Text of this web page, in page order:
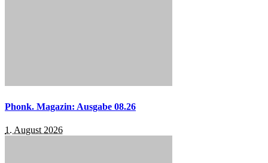
Phonk. Magazin: Ausgabe 08.26
1. August 2026